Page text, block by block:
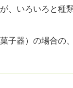
、いろいろと種
子器）の場合の